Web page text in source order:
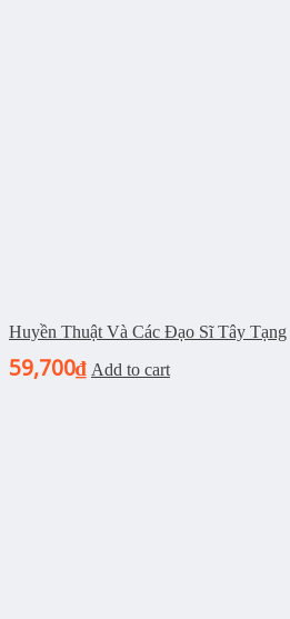
Huyền Thuật Và Các Đạo Sĩ Tây Tạng
59,700₫ Add to cart